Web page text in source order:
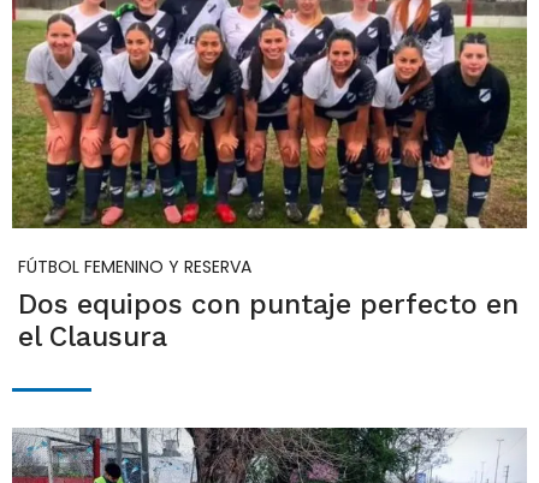
FÚTBOL FEMENINO Y RESERVA
Dos equipos con puntaje perfecto en
el Clausura